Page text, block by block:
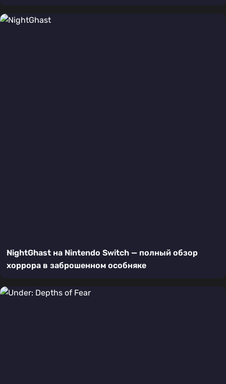
NightGhast на Nintendo Switch — полный обзор
хоррора в заброшенном особняке